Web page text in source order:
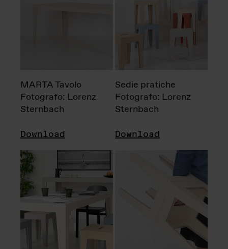
MARTA Tavolo
Fotografo: Lorenz
Sternbach
Download
Sedie pratiche
Fotografo: Lorenz
Sternbach
Download